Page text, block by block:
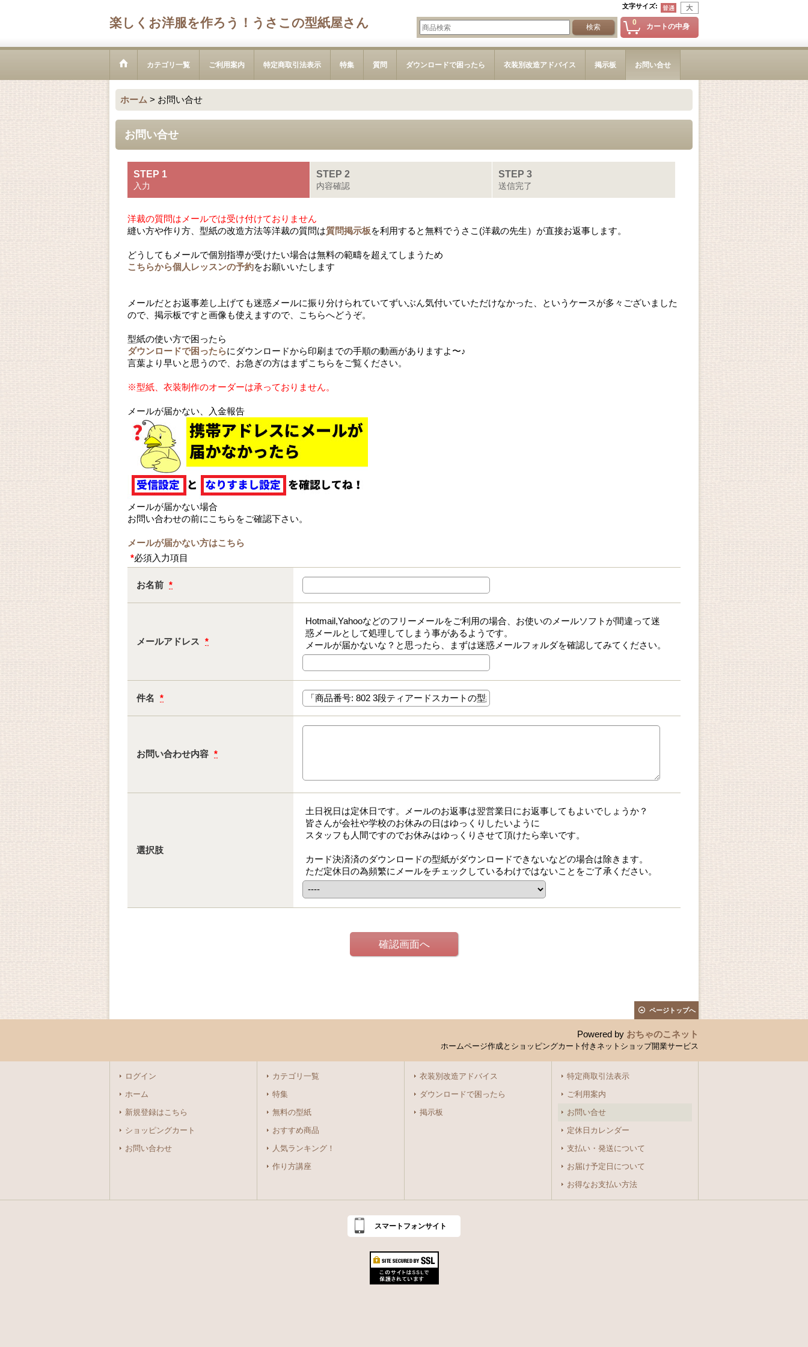
文字サイズ:
楽しくお洋服を作ろう！うさこの型紙屋さん 0 カートの中身
カテゴリ一覧 ご利用案内 特定商取引法表示 特集 質問 ダウンロードで困ったら 衣装別改造アドバイス 掲示板 お問い合せ
ホーム > お問い合せ
お問い合せ
STEP 1
入力
STEP 2
内容確認
STEP 3
送信完了
洋裁の質問はメールでは受け付けておりません
縫い方や作り方、型紙の改造方法等洋裁の質問は質問掲示板を利用すると無料でうさこ(洋裁の先生）が直接お返事します。
どうしてもメールで個別指導が受けたい場合は無料の範疇を超えてしまうため
こちらから個人レッスンの予約をお願いいたします
メールだとお返事差し上げても迷惑メールに振り分けられていてずいぶん気付いていただけなかった、というケースが多々ございました
ので、掲示板ですと画像も使えますので、こちらへどうぞ。
型紙の使い方で困ったら
ダウンロードで困ったらにダウンロードから印刷までの手順の動画がありますよ〜♪
言葉より早いと思うので、お急ぎの方はまずこちらをご覧ください。
※型紙、衣装制作のオーダーは承っておりません。
メールが届かない、入金報告
メールが届かない場合
お問い合わせの前にこちらをご確認下さい。
メールが届かない方はこちら
*必須入力項目
お名前 *
メールアドレス *
Hotmail,Yahooなどのフリーメールをご利用の場合、お使いのメールソフトが間違って迷
惑メールとして処理してしまう事があるようです。
メールが届かないな？と思ったら、まずは迷惑メールフォルダを確認してみてください。
件名 *
お問い合わせ内容 *
選択肢
土日祝日は定休日です。メールのお返事は翌営業日にお返事してもよいでしょうか？
皆さんが会社や学校のお休みの日はゆっくりしたいように
スタッフも人間ですのでお休みはゆっくりさせて頂けたら幸いです。
カード決済済のダウンロードの型紙がダウンロードできないなどの場合は除きます。
ただ定休日の為頻繁にメールをチェックしているわけではないことをご了承ください。
ページトップへ
Powered by おちゃのこネット
ホームページ作成とショッピングカート付きネットショップ開業サービス
ログイン
ホーム
新規登録はこちら
ショッピングカート
お問い合わせ
カテゴリ一覧
特集
無料の型紙
おすすめ商品
人気ランキング！
作り方講座
衣装別改造アドバイス
ダウンロードで困ったら
掲示板
特定商取引法表示
ご利用案内
お問い合せ
定休日カレンダー
支払い・発送について
お届け予定日について
お得なお支払い方法
スマートフォンサイト